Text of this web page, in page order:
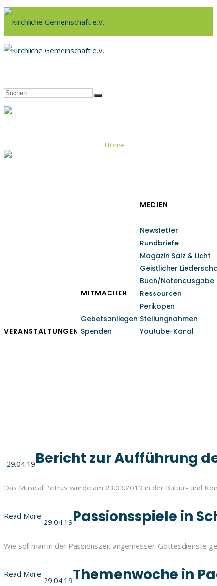
VERANSTALTUNGEN
MITMACHEN
Gebetsanliegen
Spenden
MEDIEN
Newsletter
Rundbriefe
Magazin Salz & Licht
Geistlicher
Buch/Notenausgabe
Ressourcen
Perikopen
Stellungnahmen
Youtube-Kanal
Home
29.04.19Bericht zur Aufführung
Das Musical Petrus wurde am 23.03.2019 in der Kultur- und
Read More
29.04.19Passionsspiele in
Wie soll man in der Passionszeit angemessen Gottesdienste
Read More
29.04.19Themenwoche in